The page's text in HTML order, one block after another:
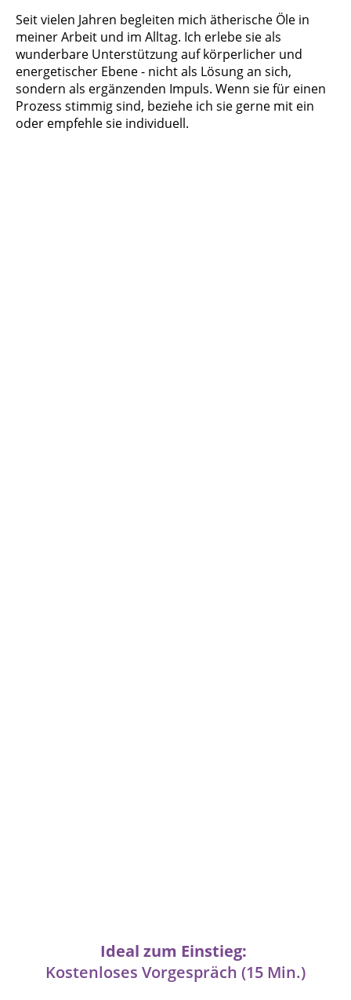
Seit vielen Jahren begleiten mich ätherische Öle in
meiner Arbeit und im Alltag. Ich erlebe sie als
wunderbare Unterstützung auf körperlicher und
energetischer Ebene - nicht als Lösung an sich,
sondern als ergänzenden Impuls. Wenn sie für einen
Prozess stimmig sind, beziehe ich sie gerne mit ein
oder empfehle sie individuell.
Ideal zum Einstieg:
Kostenloses Vorgespräch (15 Min.)